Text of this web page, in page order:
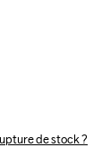
de stock ?